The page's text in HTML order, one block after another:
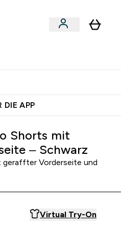
DIE APP
Shorts mit
– Schwarz
geraffter Vorderseite und
Virtual Try-On